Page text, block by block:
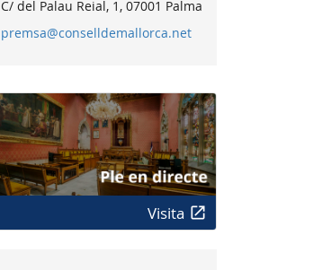
C/ del Palau Reial, 1, 07001 Palma
premsa@conselldemallorca.net
Visita